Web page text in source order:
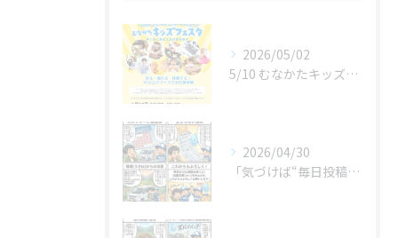
2026/05/02
5/10 むなかたキッズフェスタ 子どものお仕事体験
2026/04/30
「気づけば“毎日投稿”やってました😂」